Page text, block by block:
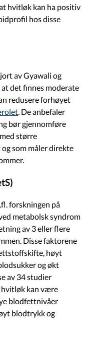
hvitløk kan ha positiv
hos disse
av Gyawali og
det finnes moderate
redusere forhøyet
. De anbefaler
bør gjennomføre
med større
som måler direkte
forskningen på
metabolsk syndrom
av 3 eller flere
Disse faktorene
høyt
og økt
av 34 studier
hvitløk kan være
blodfettnivåer
blodtrykk og